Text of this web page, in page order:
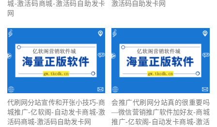
城-激活码商城-激活码自助发卡
网
激活码自助发卡网
代刷网分站宣传和开张小技巧-商
城推广-亿软阁-自动发卡商城-激
活码商城-激活码自助发卡网
会推广代刷网分站真的很重要吗
—微信营销推广软件加好友-商城
推广-亿软阁-自动发卡商城-激活